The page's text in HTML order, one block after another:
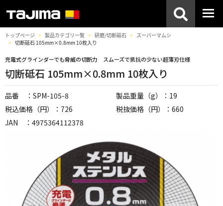
トップページ 製品カテゴリ一覧 研磨/切断砥石
スーパーマムシ
切断砥石 105mm×0.8mm 10枚入り
充電式グラインダーでも脅威の切断力 スムーズで抵抗の少ない超薄刃仕様
切断砥石 105mm×0.8mm 10枚入り
品番 ：SPM-105-8
製品重量（g）：19
税込価格（円）：726
税抜価格（円）：660
JAN ：4975364112378